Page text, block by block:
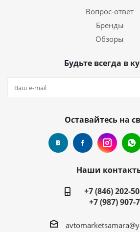
Вопрос-ответ
Бренды
Обзоры
Будьте всегда в
Оставайтесь на
Наши
+7 (846) 202-
+7 (987) 907-